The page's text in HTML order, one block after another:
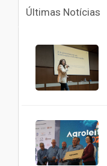
Últimas Notícias